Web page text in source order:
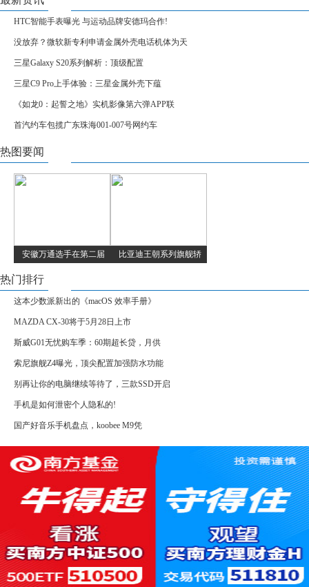
HTC智能手表曝光 与运动品牌安德玛合作!
没放弃？微软新专利申请金属外壳电话机体为天
三星Galaxy S20系列解析：顶级配置
三星C9 Pro上手体验：三星金属外壳下蕴
《如龙0：起誓之地》实机影像第六弹APP联
首汽约车包揽广东珠海001-007号网约车
热图要闻
安徽万通选手在第二届 比亚迪王朝系列旗舰轿
热门排行
这本少数派新出的《macOS 效率手册》
MAZDA CX-30将于5月28日上市
斯威G01无忧购车季：60期超长贷，月供
索尼旗舰Z4曝光，顶尖配置加强防水功能
别再让你的电脑继续等待了，三款SSD开启
手机是如何泄密个人隐私的!
国产好音乐手机盘点，koobee M9凭